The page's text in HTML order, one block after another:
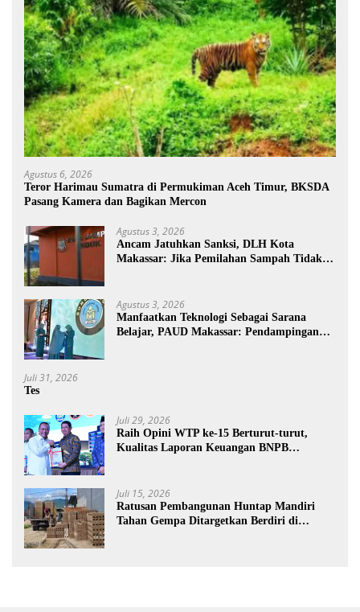
Agustus 6, 2026
Teror Harimau Sumatra di Permukiman Aceh Timur, BKSDA
Pasang Kamera dan Bagikan Mercon
Agustus 3, 2026
Ancam Jatuhkan Sanksi, DLH Kota
Makassar: Jika Pemilahan Sampah Tidak
Agustus 3, 2026
Manfaatkan Teknologi Sebagai Sarana
Belajar, PAUD Makassar: Pendampingan
Juli 31, 2026
Tes
Juli 29, 2026
Raih Opini WTP ke-15 Berturut-turut,
Kualitas Laporan Keuangan BNPB
Juli 15, 2026
Ratusan Pembangunan Huntap Mandiri
Tahan Gempa Ditargetkan Berdiri di